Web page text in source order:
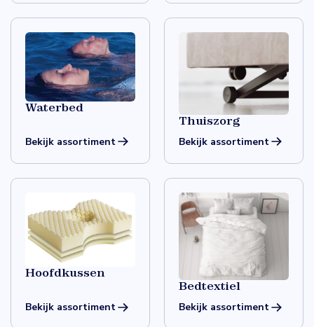
Waterbed
Bekijk assortiment
Thuiszorg
Bekijk assortiment
Hoofdkussen
Bekijk assortiment
Bedtextiel
Bekijk assortiment